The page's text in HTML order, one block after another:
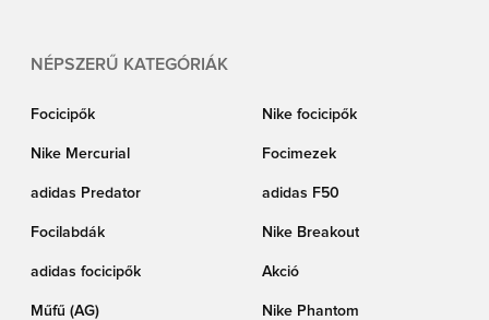
NÉPSZERŰ KATEGÓRIÁK
Focicipők Nike focicipők
Nike Mercurial Focimezek
adidas Predator adidas F50
Focilabdák Nike Breakout
adidas focicipők Akció
Műfű (AG) Nike Phantom